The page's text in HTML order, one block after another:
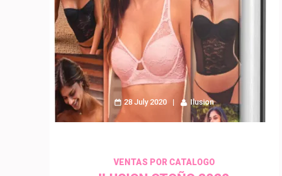
28 July 2020 Ilusion
VENTAS POR CATALOGO